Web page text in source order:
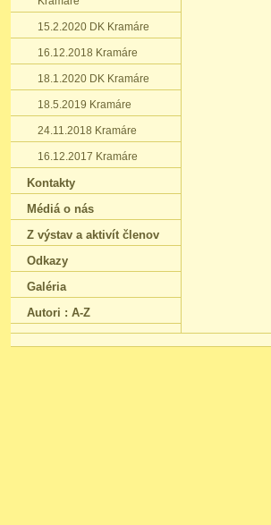
15.2.2020 DK Kramáre
16.12.2018 Kramáre
18.1.2020 DK Kramáre
18.5.2019 Kramáre
24.11.2018 Kramáre
16.12.2017 Kramáre
Kontakty
Médiá o nás
Z výstav a aktivít členov
Odkazy
Galéria
Autori : A-Z